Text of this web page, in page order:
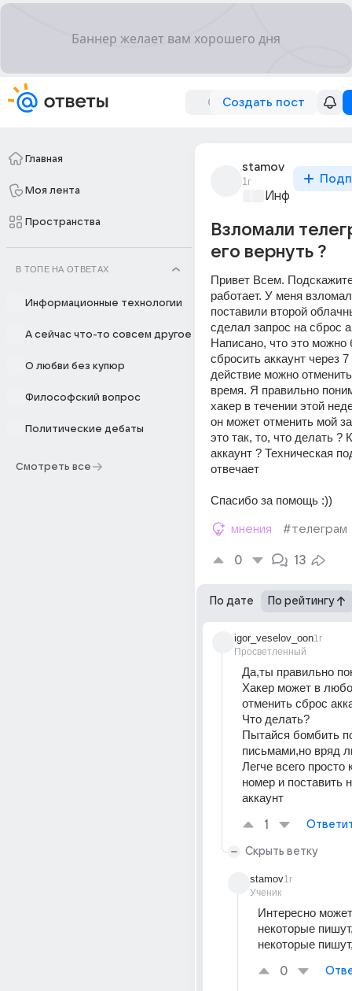
Создать пост
Главная
Моя лента
Пространства
В ТОПЕ НА ОТВЕТАХ
Информационные технологии
А сейчас что-то совсем другое
О любви без купюр
Философский вопрос
Политические дебаты
Смотреть все
stamov
1г
Взломали
его вернуть ?
Привет Всем.
работает. У меня
поставили второй
сделал запрос на сброс
Написано, что это можно
сбросить аккаунт через
действие можно
время. Я правильно
хакер в течении этой
он может отменить мой
это так, то, что делать ?
аккаунт ? Техническая
отвечает
Спасибо за помощь :))
мнения #телеграм
0 13
По дате По рейтингу
igor_veselov_oon
Просветленный
1г
Да,ты правильно
Хакер может в
отменить сброс
Что делать?
Пытайся бомбить
Легче всего просто
номер и поставить
аккаунт
1
Скрыть ветку
stamov
Ученик
1г
Интересно
некоторые
некоторые
0